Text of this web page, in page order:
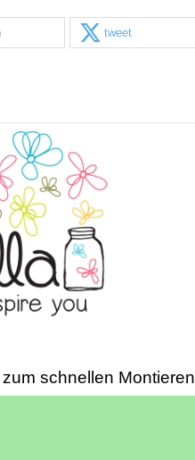
tweet
schnellen Montieren